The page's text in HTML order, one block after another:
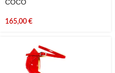
COCO
165,00 €